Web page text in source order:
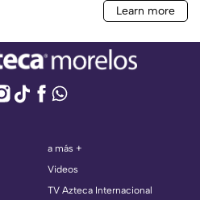
a más +
Videos
TV Azteca Internacional